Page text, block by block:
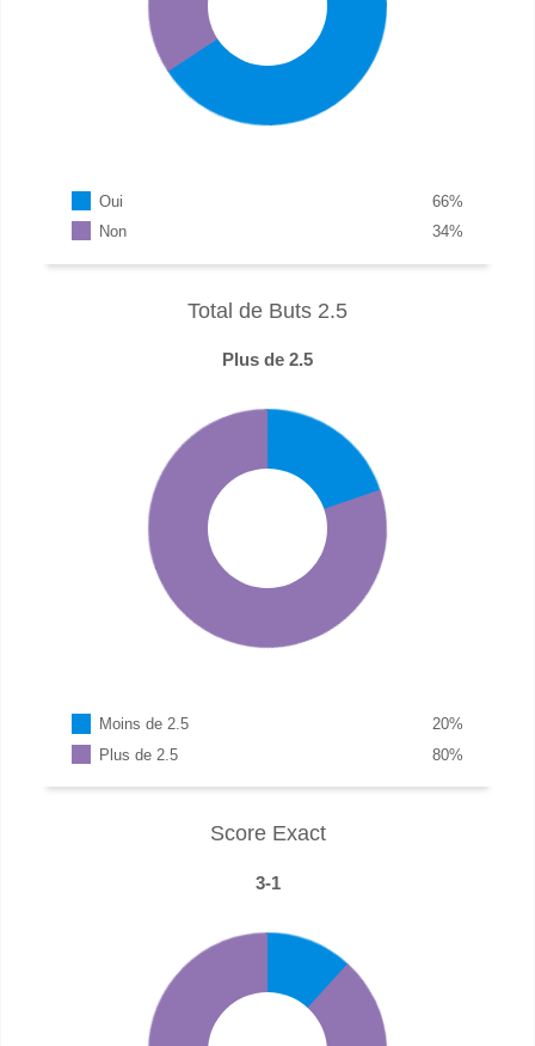
Oui %
66
Non
%
34
Total de Buts 2.5
Plus de 2.5
Moins de 2.5 %
20
Plus de 2.5
%
80
Score Exact
3-1